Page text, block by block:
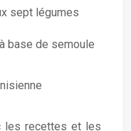
sept légumes
base de semoule
les recettes et les